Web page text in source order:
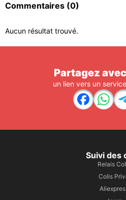
Commentaires (0)
Aucun résultat trouvé.
Partagez
un lien vers un
Suivi des
Relais
Colis